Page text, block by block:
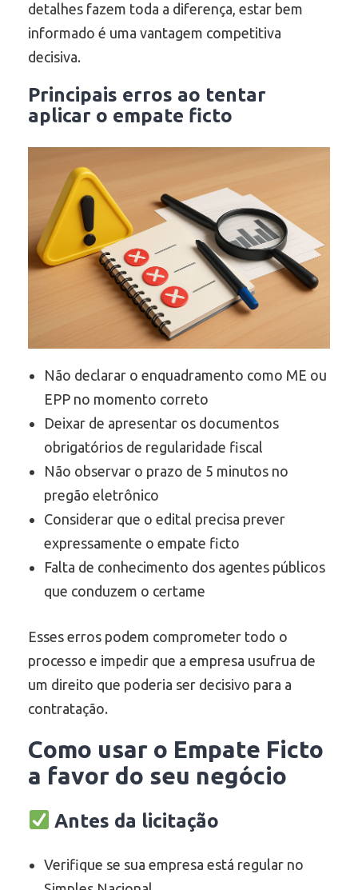
detalhes fazem toda a diferença, estar bem
informado é uma vantagem competitiva
decisiva.
Principais erros ao tentar
aplicar o empate ficto
Não declarar o enquadramento como ME ou
EPP no momento correto
Deixar de apresentar os documentos
obrigatórios de regularidade fiscal
Não observar o prazo de 5 minutos no
pregão eletrônico
Considerar que o edital precisa prever
expressamente o empate ficto
Falta de conhecimento dos agentes públicos
que conduzem o certame
Esses erros podem comprometer todo o
processo e impedir que a empresa usufrua de
um direito que poderia ser decisivo para a
contratação.
Como usar o Empate Ficto
a favor do seu negócio
Antes da licitação
Verifique se sua empresa está regular no